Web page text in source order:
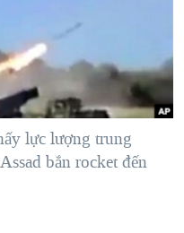
GAZA
THẮNG CUỘC'
lực lượng trung
bắn rocket đến